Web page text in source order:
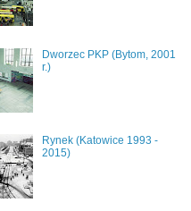
Dworzec PKP (Bytom, 2001
r.)
Rynek (Katowice 1993 -
2015)